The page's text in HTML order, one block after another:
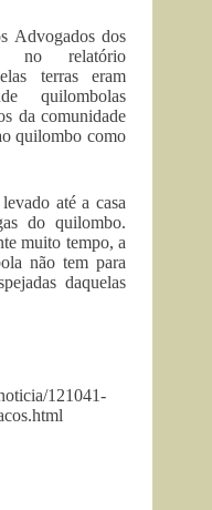
Advogados dos
no relatório
terras eram
quilombolas
da comunidade
quilombo como
até a casa
do quilombo.
muito tempo, a
não tem para
daquelas
121041-